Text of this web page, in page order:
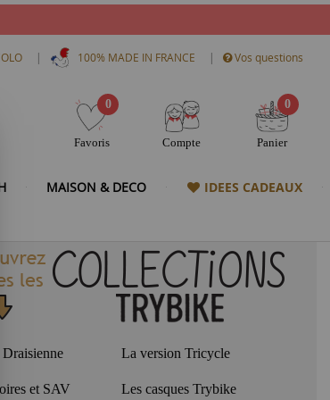
| 100% MADE IN FRANCE | Vos questions
0
Favoris Compte
0
Panier
MAISON & DECO IDEES CADEAUX
Draisienne La version Tricycle
et SAV Les casques Trybike